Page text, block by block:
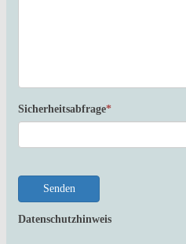
Sicherheitsabfrage*
Senden
Datenschutzhinweis